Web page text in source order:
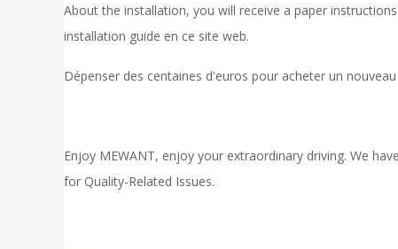
About the installation, you will receive a paper
installation guide en ce site web.
Dépenser des centaines d'euros pour acheter un
Enjoy MEWANT, enjoy your extraordinary driving. We
for Quality-Related Issues.